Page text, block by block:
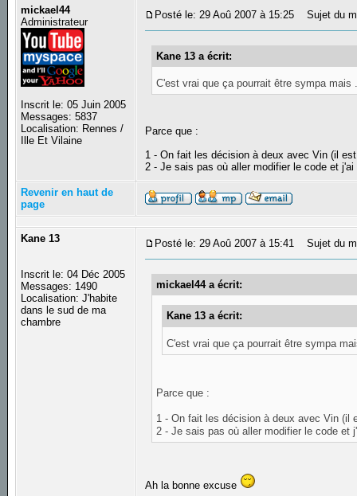
mickael44
Administrateur
Inscrit le: 05 Juin 2005
Messages: 5837
Localisation: Rennes /
Ille Et Vilaine
Posté le: 29 Aoû 2007 à 15:25 Sujet du
Kane 13 a écrit:
C'est vrai que ça pourrait être sympa
Parce que :
1 - On fait les décision à deux avec Vin (il
2 - Je sais pas où aller modifier le code et
Revenir en haut de
page
Kane 13
Inscrit le: 04 Déc 2005
Messages: 1490
Localisation: J'habite
dans le sud de ma
chambre
Posté le: 29 Aoû 2007 à 15:41 Sujet du
mickael44 a écrit:
Kane 13 a écrit:
C'est vrai que ça pourrait être sympa
Parce que :
1 - On fait les décision à deux avec Vin (il
2 - Je sais pas où aller modifier le code et
Ah la bonne excuse